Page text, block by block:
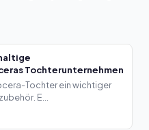
Tochterunternehmen
Tochter ein wichtiger
E...